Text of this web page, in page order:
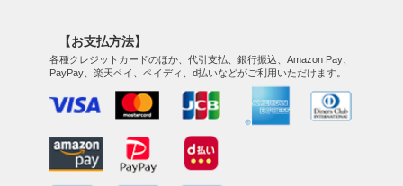
【お支払方法】
各種クレジットカードのほか、代引支払、銀行振込、Amazon Pay、
PayPay、楽天ペイ、ペイディ、d払いなどがご利用いただけます。